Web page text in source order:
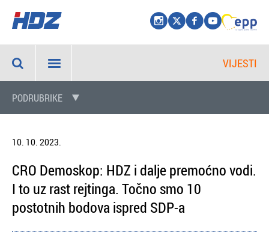
VIJESTI
PODRUBRIKE
10. 10. 2023.
CRO Demoskop: HDZ i dalje premoćno vodi.
I to uz rast rejtinga. Točno smo 10
postotnih bodova ispred SDP-a